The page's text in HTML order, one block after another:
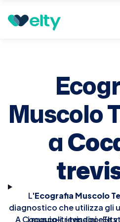
Prenota visita Ecografia
Muscolo
a
L'Ecografia Muscolo
diagnostico che utilizza gli
i muscoli, i tendini e le
A Cocquio-trevisago,